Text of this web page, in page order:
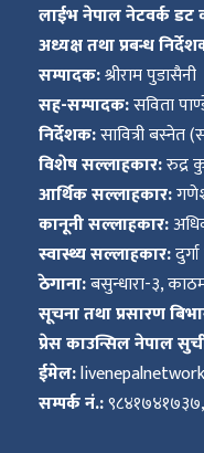
लाईभ नेपाल नेटवर्क डट
अध्यक्ष तथा प्रबन्ध
सम्पादक:श्रीराम पुडासैनी
सह-सम्पादक:सविता
निर्देशक:सावित्री बस्नेत
विशेष सल्लाहकार:रुद्र
आर्थिक सल्लाहकार:
कानूनी सल्लाहकार:
स्वास्थ्य सल्लाहकार:
ठेगाना:बसुन्धारा-३,
सूचना तथा प्रसारण
प्रेस काउन्सिल नेपाल
ईमेल:
सम्पर्क नं.: